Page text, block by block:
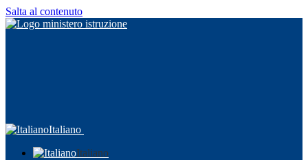
Salta al contenuto
Italiano
Italiano